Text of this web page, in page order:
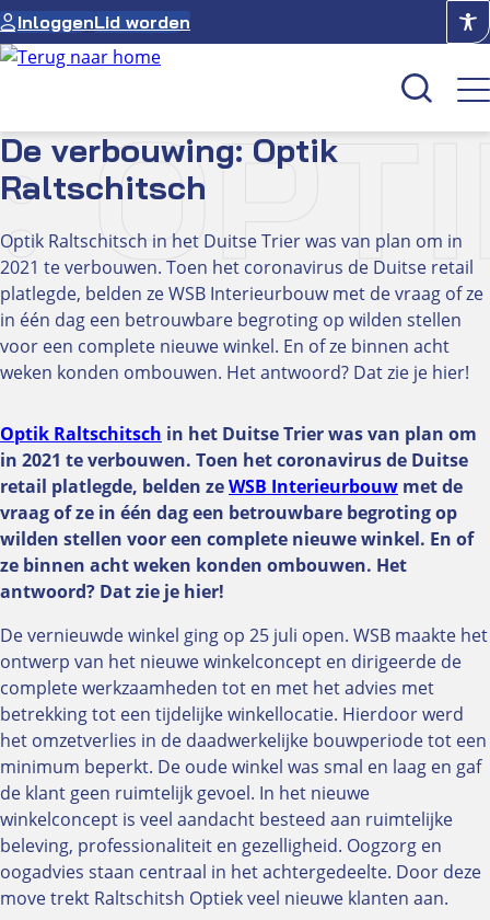
Ga
naar
de
InloggenLid worden
Kenniscentrum
Academie
Over NUVO
Oculus
Optiekcentrum
De verbouwing: Optik
Raltschitsch
Optik Raltschitsch in het Duitse Trier was van plan om in
2021 te verbouwen. Toen het coronavirus de Duitse retail
platlegde, belden ze WSB Interieurbouw met de vraag of ze
in één dag een betrouwbare begroting op wilden stellen
voor een complete nieuwe winkel. En of ze binnen acht
weken konden ombouwen. Het antwoord? Dat zie je hier!
Optik Raltschitsch in het Duitse Trier was van plan om
in 2021 te verbouwen. Toen het coronavirus de Duitse
retail platlegde, belden zeWSB Interieurbouw met de
vraag of ze in één dag een betrouwbare begroting op
wilden stellen voor een complete nieuwe winkel. En of
ze binnen acht weken konden ombouwen. Het
antwoord? Dat zie je hier!
De vernieuwde winkel ging op 25 juli open. WSB maakte het
ontwerp van het nieuwe winkelconcept en dirigeerde de
complete werkzaamheden tot en met het advies met
betrekking tot een tijdelijke winkellocatie. Hierdoor werd
het omzetverlies in de daadwerkelijke bouwperiode tot een
minimum beperkt. De oude winkel was smal en laag en gaf
de klant geen ruimtelijk gevoel. In het nieuwe
winkelconcept is veel aandacht besteed aan ruimtelijke
beleving, professionaliteit en gezelligheid. Oogzorg en
oogadvies staan centraal in het achtergedeelte. Door deze
move trekt Raltschitsh Optiek veel nieuwe klanten aan.